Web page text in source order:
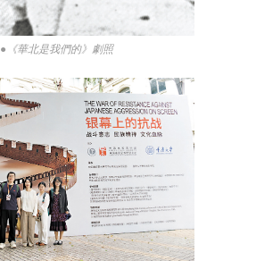
●《華北是我們的》劇照